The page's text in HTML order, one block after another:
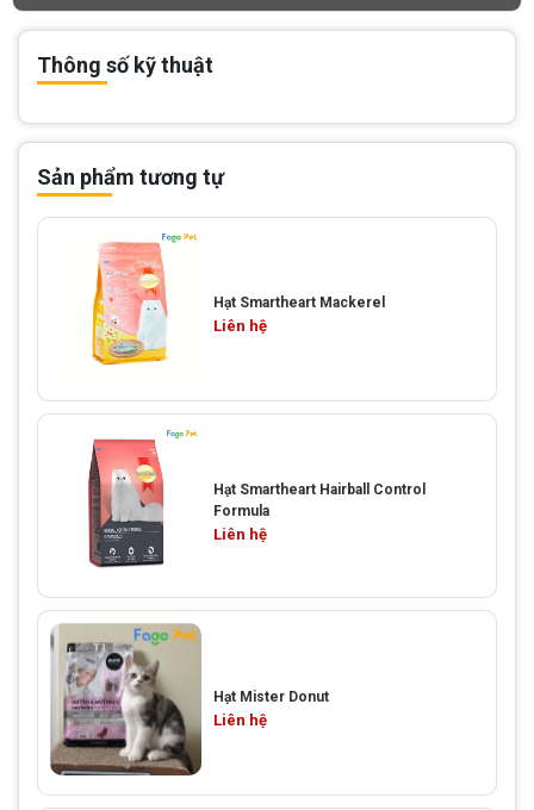
Thông số kỹ thuật
Sản phẩm tương tự
Hạt Smartheart Mackerel
Liên hệ
Hạt Smartheart Hairball Control
Formula
Liên hệ
Hạt Mister Donut
Liên hệ